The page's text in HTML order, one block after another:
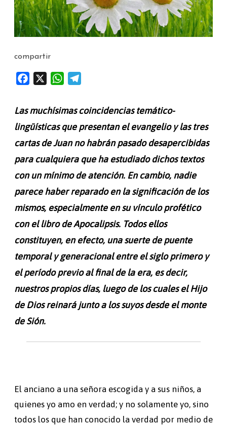
compartir
b
o
o
W
s
A
p
g
r
a
m
Las muchísimas coincidencias temático-
lingüísticas que presentan el evangelio y las tres
cartas de Juan no habrán pasado desapercibidas
para cualquiera que ha estudiado dichos textos
con un mínimo de atención. En cambio, nadie
parece haber reparado en la significación de los
mismos, especialmente en su vínculo profético
con el libro de Apocalipsis. Todos ellos
constituyen, en efecto, una suerte de puente
temporal y generacional entre el siglo primero y
el período previo al final de la era, es decir,
nuestros propios días, luego de los cuales el Hijo
de Dios reinará junto a los suyos desde el monte
de Sión.
El anciano a una señora escogida y a sus niños, a
quienes yo amo en verdad; y no solamente yo, sino
todos los que han conocido la verdad por medio de